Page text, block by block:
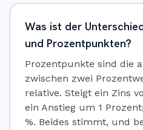
Was ist der
und Prozentpunkten?
Prozentpunkte sind die
zwischen zwei
relative. Steigt ein Zins
ein Anstieg um 1
%. Beides stimmt, und